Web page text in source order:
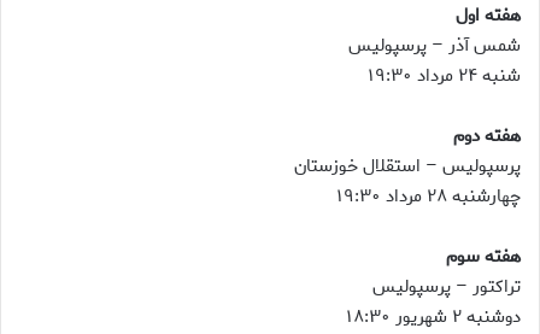
هفته اول
شمس آذر – پرسپولیس
شنبه ۲۴ مرداد ۱۹:۳۰
هفته دوم
پرسپولیس – استقلال خوزستان
چهارشنبه ۲۸ مرداد ۱۹:۳۰
هفته سوم
تراکتور – پرسپولیس
دوشنبه ۲ شهریور ۱۸:۳۰